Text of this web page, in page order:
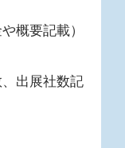
概要記載）
出展社数記